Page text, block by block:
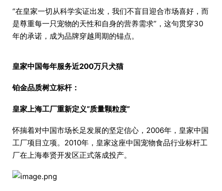
“在皇家一切从科学实证出发，我们不盲目迎合市场喜好，而
是尊重每一只宠物的天性和自身的营养需求”，这句贯穿30
年的承诺，成为品牌穿越周期的锚点。
皇家中国每年服务近200万只犬猫
铂金品质树立标杆：
皇家上海工厂重新定义“质量颗粒度”
怀揣着对中国市场长足发展的坚定信心，2006年，皇家中国
工厂项目立项。2010年，皇家这座中国宠物食品行业标杆工
厂在上海奉贤开发区正式落成投产。